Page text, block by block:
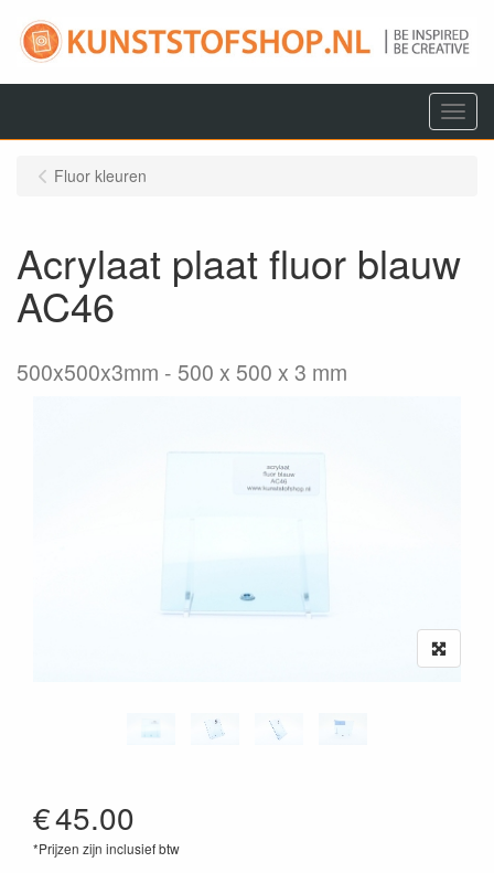
Menu
Fluor kleuren
Acrylaat plaat fluor blauw
AC46
500x500x3mm 500 x 500 x 3 mm
€45.00
*Prijzen zijn inclusief btw